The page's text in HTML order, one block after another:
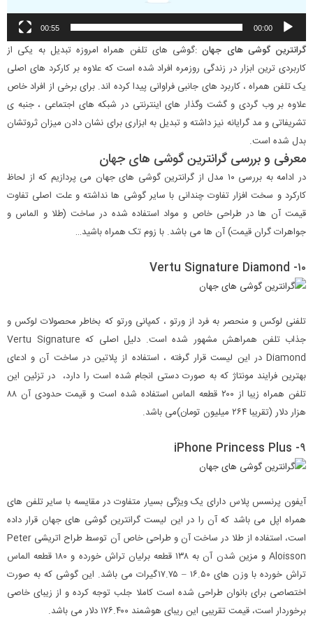
00:00
00:55
گرانترین گوشی های جهان :گوشی های تلفن همراه امروزه تبدیل به یکی از
کاربردی ترین ابزار در زندگی روزمره افراد شده است که علاوه بر کارکرد های اصلی
یک تلفن همراه ، کاربرد های جانبی فراوانی پیدا کرده اند. برای برخی از افراد خاص
علاوه بر وب گردی و گشت وگذار های اینترنتی در شبکه های اجتماعی ، جنبه ی
تشریفاتی و مد گرایانه نیز داشته و تبدیل به ابزاری برای نشان دادن میزان ثروتشان
بدل شده است.
معرفی و بررسی گرانترین گوشی های جهان
در ادامه به بررسی ۱۰ مدل از گرانترین گوشی های جهان می پردازیم که از لحاظ
کارکرد و سخت افزار تفاوت چندانی با سایر گوشی ها نداشته و علت اصلی تفاوت
قیمت آن ها در طراحی خاص و مواد استفاده شده در ساخت (طلا و الماس و
جواهرات گران قیمت) آن ها می باشد. با زوم تک همراه باشید…
۱۰- Vertu Signature Diamond
تلفنی لوکس و منحصر به فرد از ورتو ، کمپانی ورتو که بخاطر محصولات لوکس و
جذاب تلفن همراهش مشهور شده است. دلیل اصلی که Vertu Signature
Diamond در این لیست قرار گرفته ، استفاده از پلاتین در ساخت آن و ادعای
بهترین فرایند مونتاژ که به صورت دستی انجام شده است را دارد، در تزئین این
تلفن همراه زیبا از ۲۰۰ قطعه الماس استفاده شده است و قیمت حدودی آن ۸۸
هزار دلار (تقریبا ۲۶۴ میلیون تومان)می باشد.
۹- iPhone Princess Plus
آیفون پرنسس پلاس دارای یک ویژگی بسیار متفاوت در مقایسه با سایر تلفن های
همراه اپل می باشد که آن را در این لیست گرانترین گوشی های جهان قرار داده
است، استفاده از طلا در ساخت آن و طراحی خاص آن توسط طراح اتریشی Peter
Aloisson و مزین شدن آن به ۱۳۸ قطعه برلیان تراش خورده و ۱۸۰ قطعه الماس
تراش خورده با وزن های ۱۶.۵۰ – ۱۷.۷۵گیرات می باشد. این گوشی که به صورت
اختصاصی برای بانوان طراحی شده است کاملا جلب توجه کرده و از زیبای خاصی
برخوردار است، قیمت تقریبی این ریبای هوشمند ۱۷۶.۴۰۰ دلار می باشد.